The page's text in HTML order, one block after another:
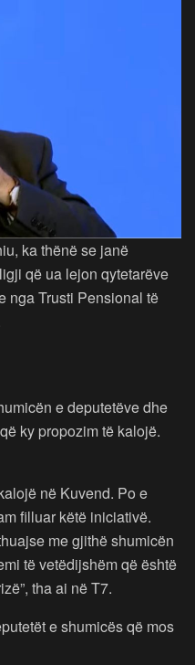
ka thënë se janë
që ua lejon qytetarëve
nga Trusti Pensional të
e deputetëve dhe
ky propozim të kalojë.
në Kuvend. Po e
filluar këtë iniciativë.
me gjithë shumicën
të vetëdijshëm që është
tha ai në T7.
e shumicës që mos